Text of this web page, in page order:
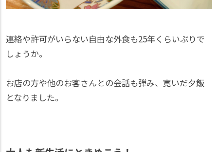
連絡や許可がいらない自由な外食も25年くらいぶりで
しょうか。
お店の方や他のお客さんとの会話も弾み、寛いだ夕飯
となりました。